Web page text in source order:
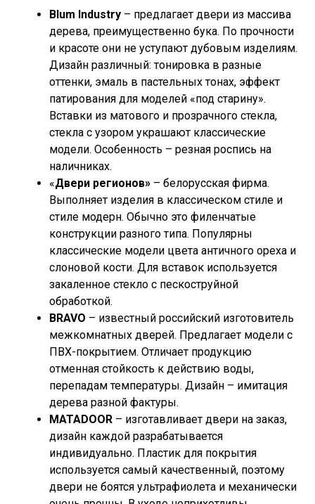
Blum Industry – предлагает двери из массива
дерева, преимущественно бука. По прочности
и красоте они не уступают дубовым изделиям.
Дизайн различный: тонировка в разные
оттенки, эмаль в пастельных тонах, эффект
патирования для моделей «под старину».
Вставки из матового и прозрачного стекла,
стекла с узором украшают классические
модели. Особенность – резная роспись на
наличниках.
«Двери регионов» – белорусская фирма.
Выполняет изделия в классическом стиле и
стиле модерн. Обычно это филенчатые
конструкции разного типа. Популярны
классические модели цвета античного ореха и
слоновой кости. Для вставок используется
закаленное стекло с пескоструйной
обработкой.
BRAVO – известный российский изготовитель
межкомнатных дверей. Предлагает модели с
ПВХ-покрытием. Отличает продукцию
отменная стойкость к действию воды,
перепадам температуры. Дизайн – имитация
дерева разной фактуры.
MATADOOR – изготавливает двери на заказ,
дизайн каждой разрабатывается
индивидуально. Пластик для покрытия
используется самый качественный, поэтому
двери не боятся ультрафиолета и механически